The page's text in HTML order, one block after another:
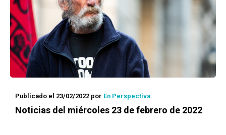
Publicado el 23/02/2022 por En Perspectiva
Noticias del miércoles 23 de febrero de 2022